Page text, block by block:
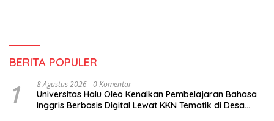
BERITA POPULER
1 8 Agustus 2026 0 Komentar
Universitas Halu Oleo Kenalkan Pembelajaran Bahasa
Inggris Berbasis Digital Lewat KKN Tematik di Desa